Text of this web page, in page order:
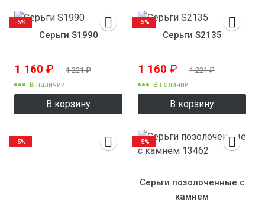
Серьги S1990
1 160 ₽ 1 221₽
В наличии
В корзину
-5%
Серьги S2135
1 160 ₽ 1 221₽
В наличии
В корзину
-5%
-5%
Серьги позолоченные с
камнем
-5%